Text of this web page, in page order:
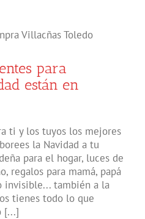
para
están en
ti y los tuyos los mejores
la Navidad a tu
para el hogar, luces de
regalos para mamá, papá
invisible... también a la
tienes todo lo que
[...]